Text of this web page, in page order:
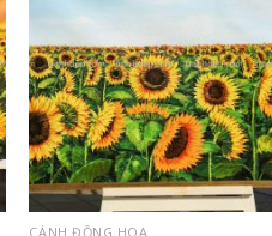
CÁNH ĐỒNG HOA